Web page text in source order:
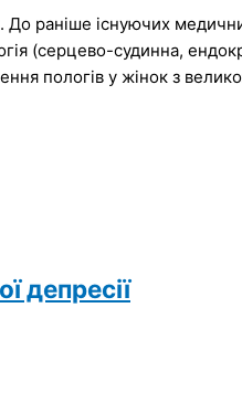
До раніше існуючих
(серцево-судинна,
пологів у жінок з
депресії